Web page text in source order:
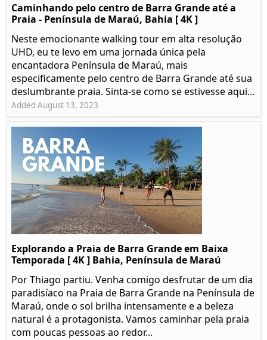
Caminhando pelo centro de Barra Grande até a
Praia - Península de Maraú, Bahia [ 4K ]
Neste emocionante walking tour em alta resolução
UHD, eu te levo em uma jornada única pela
encantadora Península de Maraú, mais
especificamente pelo centro de Barra Grande até sua
deslumbrante praia. Sinta-se como se estivesse aqui...
Added August 13, 2023
Explorando a Praia de Barra Grande em Baixa
Temporada [ 4K ] Bahia, Península de Maraú
Por Thiago partiu. Venha comigo desfrutar de um dia
paradisíaco na Praia de Barra Grande na Península de
Maraú, onde o sol brilha intensamente e a beleza
natural é a protagonista. Vamos caminhar pela praia
com poucas pessoas ao redor...